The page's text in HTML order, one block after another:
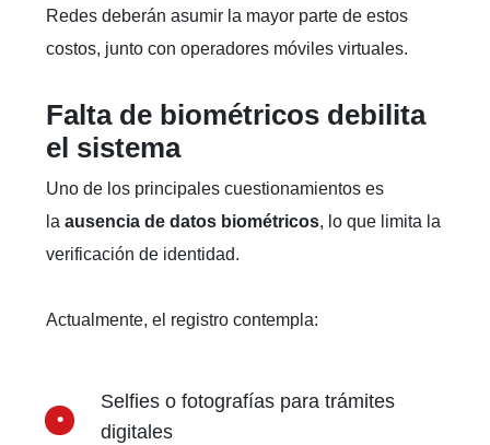
Redes deberán asumir la mayor parte de estos
costos, junto con operadores móviles virtuales.
Falta de biométricos debilita
el sistema
Uno de los principales cuestionamientos es
la ausencia de datos biométricos, lo que limita la
verificación de identidad.
Actualmente, el registro contempla:
Selfies o fotografías para trámites
digitales